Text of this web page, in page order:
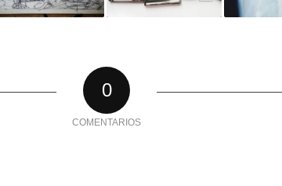
0
COMENTARIOS